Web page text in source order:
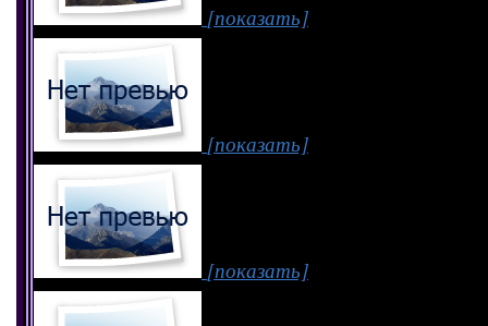
[показать]
[показать]
[показать]